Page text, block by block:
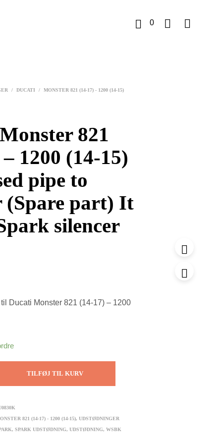
0
/ DUCATI / MONSTER 821 (14-17) - 1200 (14-15)
821
1200 (14-15)
pipe to
(Spare part) It
silencer
Ducati Monster 821 (14-17) – 1200
TILFØJ TIL KURV
821 (14-17) - 1200 (14-15),UDSTØDNINGER
,SPARK UDSTØDNING,UDSTØDNING,WSBK